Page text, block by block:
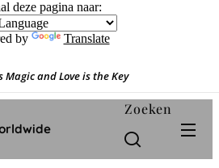
deze pagina naar:
by Translate
Magic and Love is the Key❤️
Zoeken